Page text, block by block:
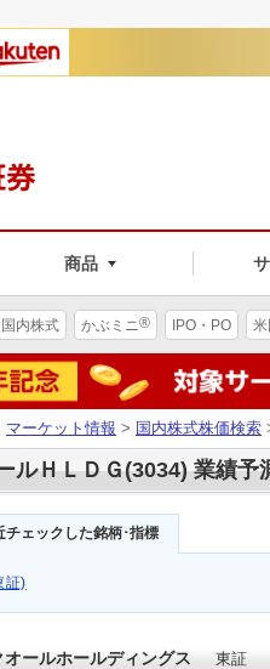
商品
国内株式 かぶミニ® IPO・PO
マーケット情報 > 国内株式株価検索
ルＨＬＤＧ(3034) 業績予
チェックした銘柄･指標
証)
ールホールディングス 東証